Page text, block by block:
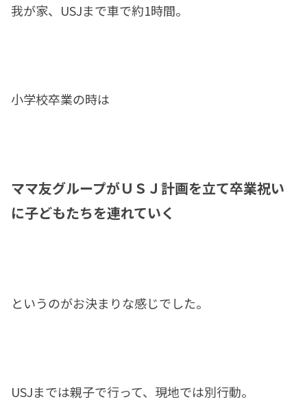
我が家、USJまで車で約1時間。
小学校卒業の時は
ママ友グループがＵＳＪ計画を立て卒業祝い
に子どもたちを連れていく
というのがお決まりな感じでした。
USJまでは親子で行って、現地では別行動。